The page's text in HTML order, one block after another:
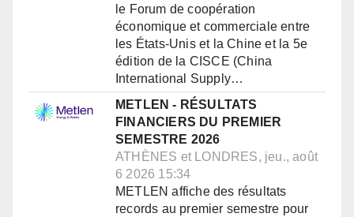
le Forum de coopération
économique et commerciale entre
les États-Unis et la Chine et la 5e
édition de la CISCE (China
International Supply…
METLEN - RÉSULTATS
FINANCIERS DU PREMIER
SEMESTRE 2026
ATHÈNES et LONDRES, jeu., août
6 2026 15:34
METLEN affiche des résultats
records au premier semestre pour